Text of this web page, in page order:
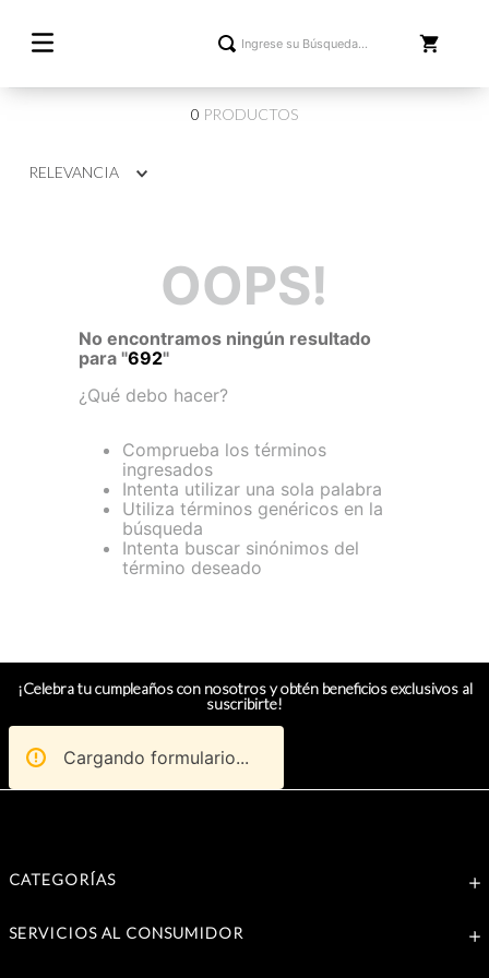
0 PRODUCTOS
RELEVANCIA
OOPS!
No encontramos ningún resultado
para "692"
¿Qué debo hacer?
Comprueba los términos
ingresados
Intenta utilizar una sola palabra
Utiliza términos genéricos en la
búsqueda
Intenta buscar sinónimos del
término deseado
¡Celebra tu cumpleaños con nosotros y obtén beneficios exclusivos al
suscribirte!
Cargando formulario...
CATEGORÍAS
SERVICIOS AL CONSUMIDOR